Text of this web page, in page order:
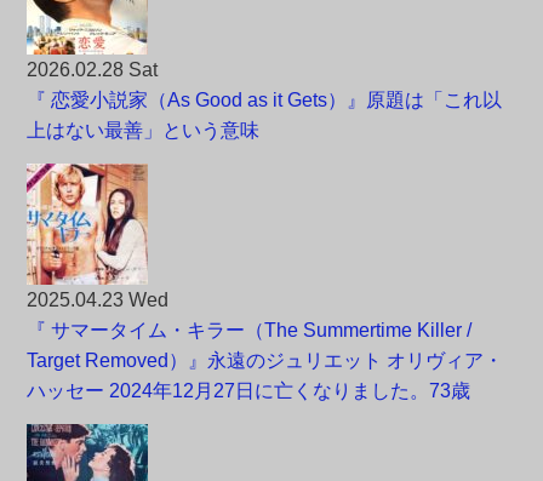
2026.02.28 Sat
『 恋愛小説家（As Good as it Gets）』原題は「これ以
上はない最善」という意味
2025.04.23 Wed
『 サマータイム・キラー（The Summertime Killer /
Target Removed）』永遠のジュリエット オリヴィア・
ハッセー 2024年12月27日に亡くなりました。73歳